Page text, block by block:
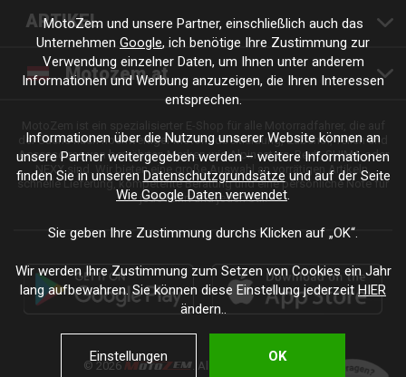
ARTIKEL
Motozem.at
der Suche nach hochwertiger Motorradbekleidung, Zubehör, Teilen und
Accessoires von bewährten Marken wie Alpinestars, Revit, SHIMA oder
NEXX sind. Wir bieten eine große Auswahl an vorrätigen Artikeln,
schnelle Lieferung, kompetente Beratung und eine persönliche Note für
jede Fahrt und jeden Stil.
© 2026 . Alle Rechte vorbehalten.
MotoZem und unsere Partner, einschließlich auch das
Unternehmen Google, ich benötige Ihre Zustimmung zur
Verwendung einzelner Daten, um Ihnen unter anderem
Informationen und Werbung anzuzeigen, die Ihren Interessen
entsprechen.
Informationen über die Nutzung unserer Website können an
unsere Partner weitergegeben werden – weitere Informationen
finden Sie in unseren Datenschutzgrundsätze und auf der Seite
Wie Google Daten verwendet.
Sie geben Ihre Zustimmung durchs Klicken auf „OK“.
Wir werden Ihre Zustimmung zum Setzen von Cookies ein Jahr
lang aufbewahren. Sie können diese Einstellung jederzeitHIER
ändern..
Einstellungen OK